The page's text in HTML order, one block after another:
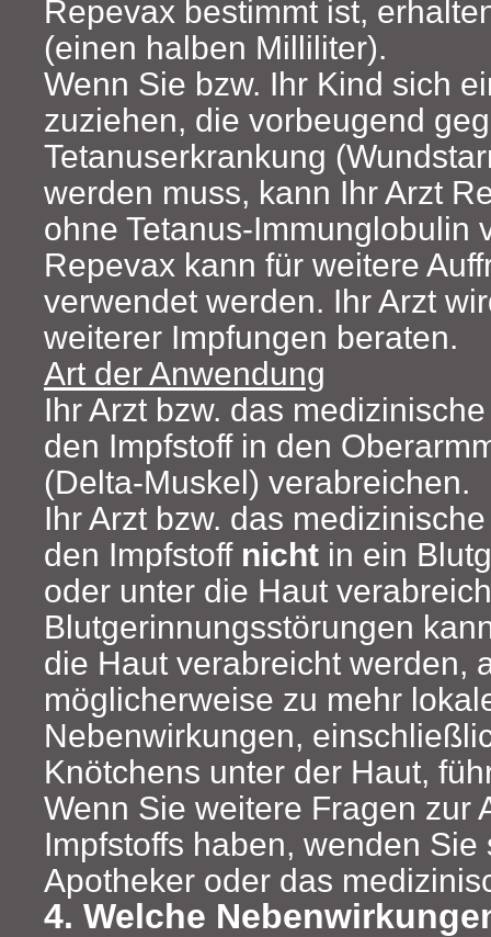
Repevax bestimmt ist,
(einen halben Milliliter).
Wenn Sie bzw. Ihr Kind sich
zuziehen, die vorbeugend
Tetanuserkrankung
werden muss, kann Ihr Arzt
ohne Tetanus-Immunglobulin
Repevax kann für weitere
verwendet werden. Ihr Arzt
weiterer Impfungen beraten.
Art der Anwendung
Ihr Arzt bzw. das
den Impfstoff in den
(Delta-Muskel) verabreichen.
Ihr Arzt bzw. das
den Impfstoff nicht in ein
oder unter die Haut
Blutgerinnungsstörungen
die Haut verabreicht werden,
möglicherweise zu mehr
Nebenwirkungen,
Knötchens unter der Haut,
Wenn Sie weitere Fragen zur
Impfstoffs haben, wenden Sie
Apotheker oder das
4. Welche